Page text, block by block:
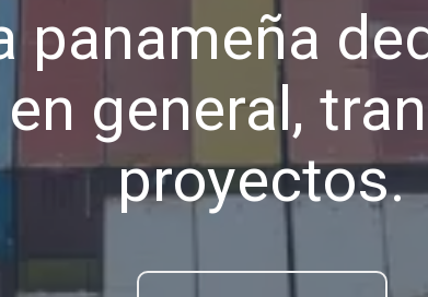
panameña
general,
proyectos.